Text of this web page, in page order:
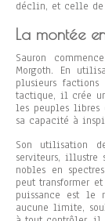
déclin, et celle de
La montée
Sauron
Morgoth. En
plusieurs factions
tactique, il crée
les peuples
sa capacité à
Son utilisation
serviteurs, illustre
nobles en
peut transformer
puissance est le
aucune limite,